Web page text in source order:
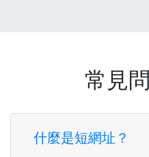
常見
什麼是短網址？